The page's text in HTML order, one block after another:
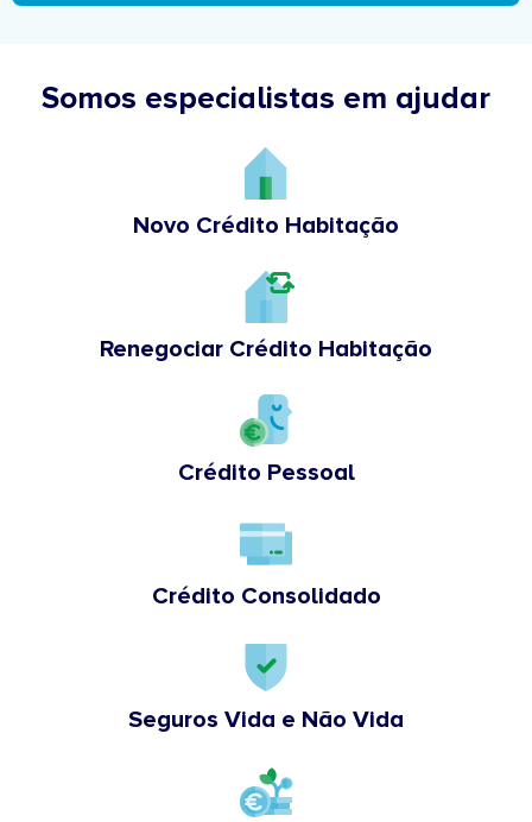
Somos especialistas em ajudar
Novo Crédito Habitação
Renegociar Crédito Habitação
Crédito Pessoal
Crédito Consolidado
Seguros Vida e Não Vida